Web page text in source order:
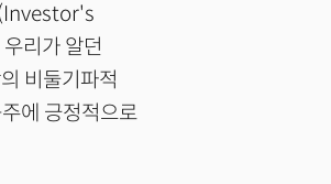
리가 알던
비둘기파적
에 긍정적으로